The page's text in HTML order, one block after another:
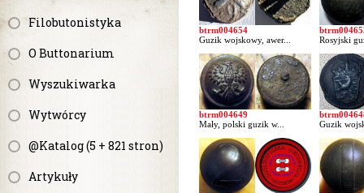
Filobutonistyka
O Buttonarium
Wyszukiwarka
Wytwórcy
@Katalog (5 + 821 stron)
Artykuły
btrm004654
Guzik wojskowy, awer...
Rosyjski
btrm004649
Mały, polski guzik w...
Guzik